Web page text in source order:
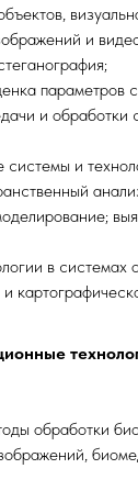
и
параметров
и обработки
и
в системах
и
обработки